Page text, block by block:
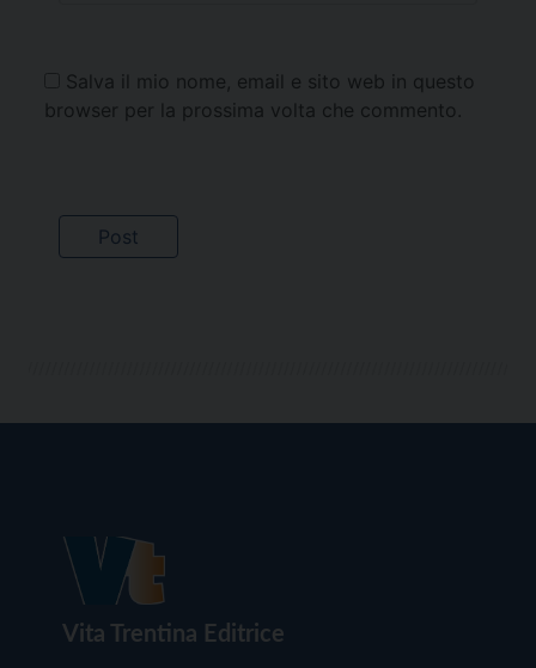
Salva il mio nome, email e sito web in questo
browser per la prossima volta che commento.
Vita Trentina Editrice